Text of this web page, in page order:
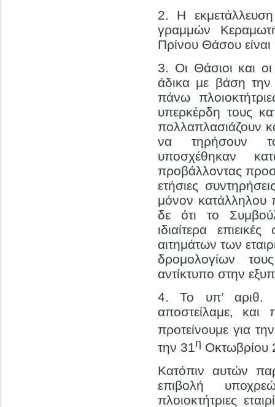
2. Η
γραμμών
Πρίνου Θάσου
3. Οι Θάσιοι και
άδικα με βάση την
πάνω
υπερκέρδη τους
πολλαπλασιάζουν
να τηρήσουν
υποσχέθηκαν
προβάλλοντας
ετήσιες
μόνον κατάλληλου
δε ότι το
ιδιαίτερα
αιτημάτων των
δρομολογίων
αντίκτυπο στην
4. Το υπ’ αριθ.
αποστείλαμε,
προτείνουμε για
την 31η
Κατόπιν αυτών
επιβολή
πλοιοκτήτριες